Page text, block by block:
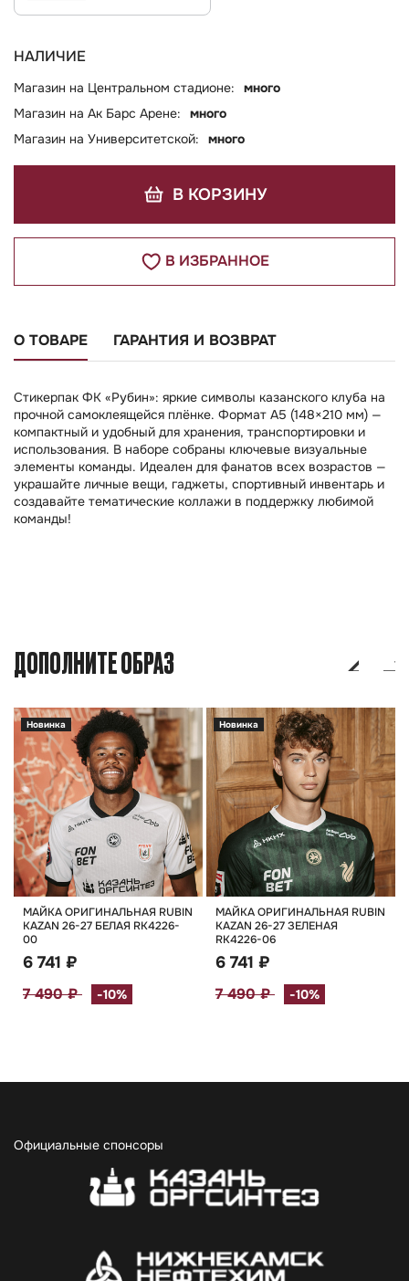
О ТОВАРЕ ГАРАНТИЯ И ВОЗВРАТ
Стикерпак ФК «Рубин»: яркие символы казанского клуба на
прочной самоклеящейся плёнке. Формат А5 (148×210 мм) —
компактный и удобный для хранения, транспортировки и
использования. В наборе собраны ключевые визуальные
элементы команды. Идеален для фанатов всех возрастов —
украшайте личные вещи, гаджеты, спортивный инвентарь и
создавайте тематические коллажи в поддержку любимой
команды!
НАЛИЧИЕ
Магазин на Центральном стадионе:
много
Магазин на Ак Барс Арене:
много
Магазин на Университетской:
много
В КОРЗИНУ
В ИЗБРАННОЕ
ДОПОЛНИТЕ ОБРАЗ
Новинка
МАЙКА ОРИГИНАЛЬНАЯ RUBIN
KAZAN 26-27 БЕЛАЯ RK4226-
00
6 741 ₽
7 490 ₽ -10%
Новинка
МАЙКА ОРИГИНАЛЬНАЯ RUBIN
KAZAN 26-27 ЗЕЛЕНАЯ
RK4226-06
6 741 ₽
7 490 ₽ -10%
Официальные спонсоры